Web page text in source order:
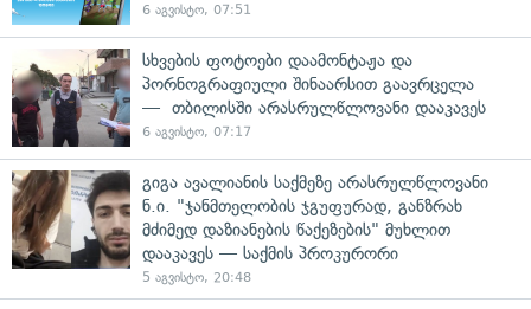
6 აგვისტო, 07:51
სხვების ფოტოები დაამონტაჟა და
პორნოგრაფიული შინაარსით გაავრცელა
— თბილისში არასრულწლოვანი დააკავეს
6 აგვისტო, 07:17
გიგა ავალიანის საქმეზე არასრულწლოვანი
ნ.ი. "ჯანმთელობის ჯგუფურად, განზრახ
მძიმედ დაზიანების წაქეზების" მუხლით
დააკავეს — საქმის პროკურორი
5 აგვისტო, 20:48